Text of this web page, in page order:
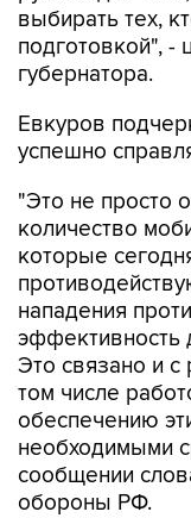
выбирать тех,
подготовкой", -
губернатора.
Евкуров
успешно
"Это не просто
количество
которые
нападения
эффективность
Это связано и с
том числе
обеспечению
необходимыми
сообщении
обороны РФ.